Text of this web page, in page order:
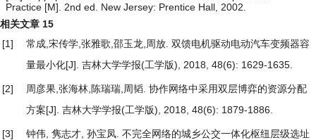
Practice [M]. 2nd ed. New Jersey: Prentice Hall, 2002.
相关文章 15
[1]
常成,宋传学,张雅歌,邵玉龙,周放. 双馈电机驱动电动汽车变频器容
量最小化[J]. 吉林大学学报(工学版), 2018, 48(6): 1629-1635.
[2] 周彦果,张海林,陈瑞瑞,周韬. 协作网络中采用双层博弈的资源分配
方案[J]. 吉林大学学报(工学版), 2018, 48(6): 1879-1886.
[3] 钟伟, 隽志才, 孙宝凤. 不完全网络的城乡公交一体化枢纽层级选址